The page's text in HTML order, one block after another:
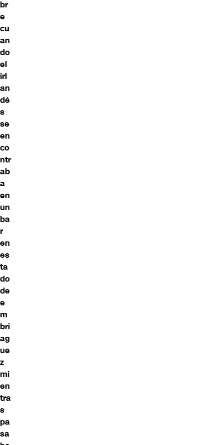
br
e
cu
an
do
el
irl
an
dé
s
se
en
co
ntr
ab
a
en
un
ba
r
en
es
ta
do
de
e
m
bri
ag
ue
z
mi
en
tra
s
pa
sa